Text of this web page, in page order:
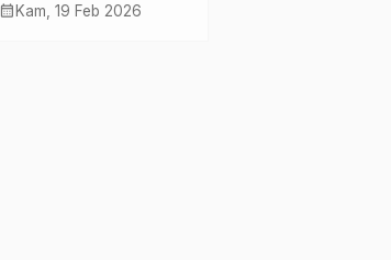
Penjualan di Media Sosial
calendar_month Kam, 19 Feb 2026